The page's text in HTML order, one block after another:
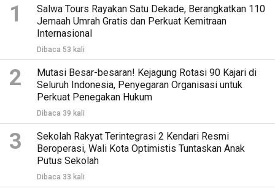
1
Salwa Tours Rayakan Satu Dekade, Berangkatkan 110
Jemaah Umrah Gratis dan Perkuat Kemitraan
Internasional
Dibaca 53 kali
2
Mutasi Besar-besaran! Kejagung Rotasi 90 Kajari di
Seluruh Indonesia, Penyegaran Organisasi untuk
Perkuat Penegakan Hukum
Dibaca 39 kali
3
Sekolah Rakyat Terintegrasi 2 Kendari Resmi
Beroperasi, Wali Kota Optimistis Tuntaskan Anak
Putus Sekolah
Dibaca 33 kali